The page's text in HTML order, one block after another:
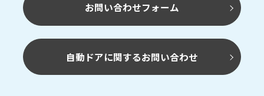
お問い合わせフォーム
自動ドアに関するお問い合わせ